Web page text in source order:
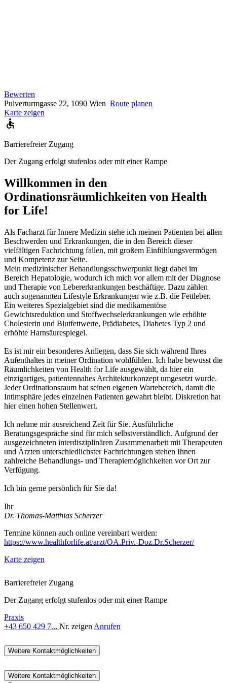
Bewerten
Pulverturmgasse 22, 1090 Wien Route planen
Karte zeigen
Barrierefreier Zugang
Der Zugang erfolgt stufenlos oder mit einer Rampe
Willkommen in den
Ordinationsräumlichkeiten von Health
for Life!
Als Facharzt für Innere Medizin stehe ich meinen Patienten bei allen
Beschwerden und Erkrankungen, die in den Bereich dieser
vielfältigen Fachrichtung fallen, mit großem Einfühlungsvermögen
und Kompetenz zur Seite.
Mein medizinischer Behandlungsschwerpunkt liegt dabei im
Bereich Hepatologie, wodurch ich mich vor allem mit der Diagnose
und Therapie von Lebererkrankungen beschäftige. Dazu zählen
auch sogenannten Lifestyle Erkrankungen wie z.B. die Fettleber.
Ein weiteres Spezialgebiet sind die medikamentöse
Gewichtsreduktion und Stoffwechselerkrankungen wie erhöhte
Cholesterin und Blutfettwerte, Prädiabetes, Diabetes Typ 2 und
erhöhte Harnsäurespiegel.
Es ist mir ein besonderes Anliegen, dass Sie sich während Ihres
Aufenthaltes in meiner Ordination wohlfühlen. Ich habe bewusst die
Räumlichkeiten von Health for Life ausgewählt, da hier ein
einzigartiges, patientennahes Architekturkonzept umgesetzt wurde.
Jeder Ordinationsraum hat seinen eigenen Wartebereich, damit die
Intimsphäre jedes einzelnen Patienten gewahrt bleibt. Diskretion hat
hier einen hohen Stellenwert.
Ich nehme mir ausreichend Zeit für Sie. Ausführliche
Beratungsgespräche sind für mich selbstverständlich. Aufgrund der
ausgezeichneten interdisziplinären Zusammenarbeit mit Therapeuten
und Ärzten unterschiedlichster Fachrichtungen stehen Ihnen
zahlreiche Behandlungs- und Therapiemöglichkeiten vor Ort zur
Verfügung.
Ich bin gerne persönlich für Sie da!
Ihr
Dr. Thomas-Matthias Scherzer
Termine können auch online vereinbart werden:
https://www.healthforlife.at/arzt/OA.Priv.-Doz.Dr.Scherzer/
Karte zeigen
Barrierefreier Zugang
Der Zugang erfolgt stufenlos oder mit einer Rampe
Praxis
+43 650 429 7... Nr. zeigen Anrufen
Weitere Kontaktmöglichkeiten
Weitere Kontaktmöglichkeiten